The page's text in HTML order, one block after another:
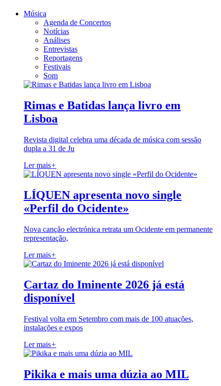
Música
Agenda de Concertos
Notícias
Análises
Entrevistas
Reportagens
Festivais
Som
Rimas e Batidas lança livro em
Lisboa
Revista digital celebra uma década de música com sessão
dupla a 31 de Ju
Ler mais+
LÍQUEN apresenta novo single
«Perfil do Ocidente»
Nova canção electrónica retrata um Ocidente em permanente
representação,
Ler mais+
Cartaz do Iminente 2026 já está
disponível
Festival volta em Setembro com mais de 100 atuações,
instalações e expos
Ler mais+
Pikika e mais uma dúzia ao MIL